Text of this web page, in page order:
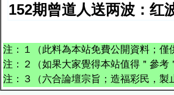
152期曾道人送两波：红
注：１（此料為本站免費公開資料；
注：２（如果大家覺得本站值得＂參
注：３（六合論壇宗旨；造福彩民，